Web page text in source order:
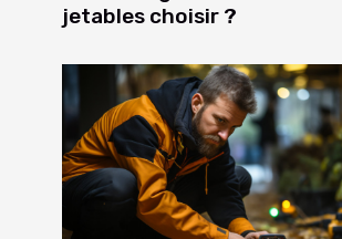
jetables choisir ?